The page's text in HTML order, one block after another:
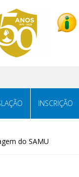
INSCRIÇÃO
do SAMU